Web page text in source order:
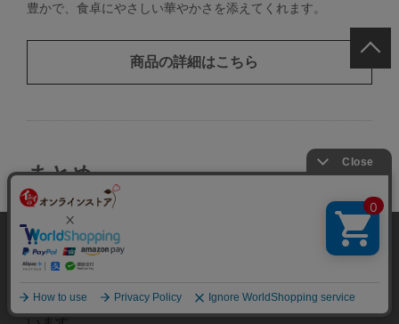
豊かで、食卓にやさしい華やかさを添えてくれます。
商品の詳細はこちら
まとめ
縁起の良い料理で食卓が華やかになるおせち料理です
が、塩分過多になりやすい点には注意が必要です。最
近では、減塩に配慮した商品も見かけるようになり、
健康を気づかう方でも安心して味わえる工夫がされて
当サイトでは、当サイト内における閲覧履歴・属
性情報などの取得および利便性向上のためにクッ
は「プライバシーポリシー」をお読みください。